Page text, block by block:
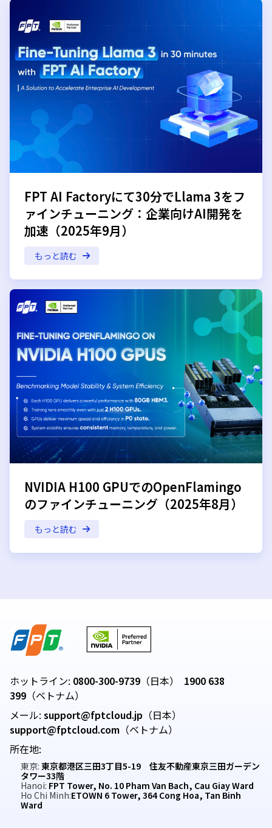
FPT AI Factoryにて30分でLlama 3をフ
ァインチューニング：企業向けAI開発を
加速（2025年9月）
もっと読む
NVIDIA H100 GPUでのOpenFlamingo
のファインチューニング（2025年8月）
もっと読む
ホットライン: 0800-300-9739 （日本） 1900 638
399 （ベトナム）
メール: support@fptcloud.jp （日本）
support@fptcloud.com （ベトナム）
所在地:
東京:東京都港区三田3丁目5-19 住友不動産東京三田ガーデン
タワー33階
Hanoi: FPT Tower, No. 10 Pham Van Bach, Cau Giay Ward
Ho Chi Minh:ETOWN 6 Tower, 364 Cong Hoa, Tan Binh
Ward